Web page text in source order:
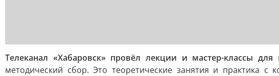
Телеканал «Хабаровск» провёл лекции и мастер-классы для
методический сбор. Это теоретические занятия и практика с